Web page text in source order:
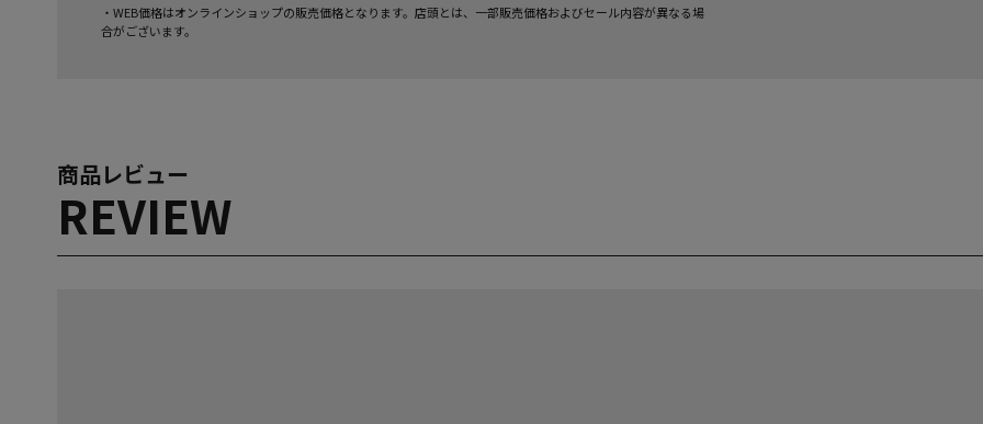
・WEB価格はオンラインショップの販売価格となります。店頭とは、一部販売価格およびセール内容が異なる場
合がございます。
商品レビュー
REVIEW